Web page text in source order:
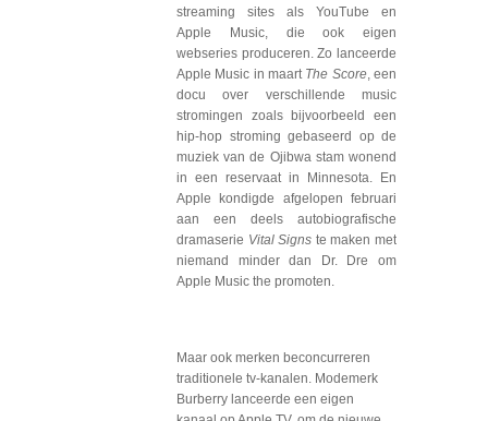
streaming sites als YouTube en
Apple Music, die ook eigen
webseries produceren. Zo lanceerde
Apple Music in maart The Score, een
docu over verschillende music
stromingen zoals bijvoorbeeld een
hip-hop stroming gebaseerd op de
muziek van de Ojibwa stam wonend
in een reservaat in Minnesota. En
Apple kondigde afgelopen februari
aan een deels autobiografische
dramaserie Vital Signs te maken met
niemand minder dan Dr. Dre om
Apple Music the promoten.
Maar ook merken beconcurreren
traditionele tv-kanalen. Modemerk
Burberry lanceerde een eigen